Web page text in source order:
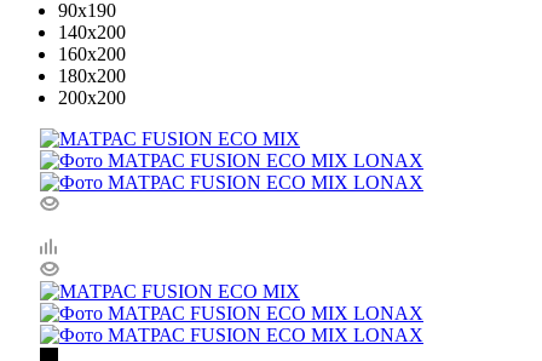
90x190
140x200
160x200
180x200
200x200